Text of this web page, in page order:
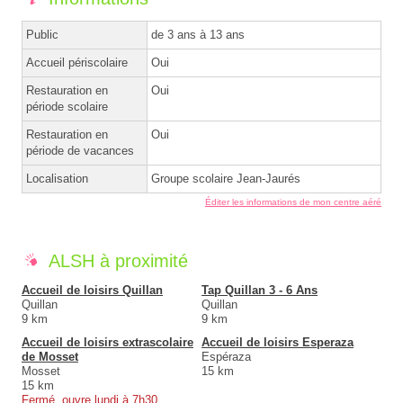
Public de 3 ans à 13 ans
Accueil périscolaire Oui
Restauration en
période scolaire
Oui
Restauration en
période de vacances
Oui
Localisation Groupe scolaire Jean-Jaurés
Éditer les informations de mon centre aéré
ALSH à proximité
Accueil de loisirs Quillan
Quillan
9 km
Tap Quillan 3 - 6 Ans
Quillan
9 km
Accueil de loisirs extrascolaire
de Mosset
Mosset
15 km
Fermé, ouvre lundi à 7h30
Accueil de loisirs Esperaza
Espéraza
15 km